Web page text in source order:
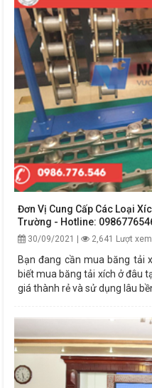
Đơn Vị Cung Cấp Các Loại
Trường - Hotline:
30/09/2021 | 2,641 Lượt xem
Bạn đang cần mua băng tải
biết mua băng tải xích ở đâu
giá thành rẻ và sử dụng lâu